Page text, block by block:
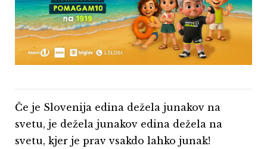
Če je Slovenija edina dežela junakov na
svetu, je dežela junakov edina dežela na
svetu, kjer je prav vsakdo lahko junak!